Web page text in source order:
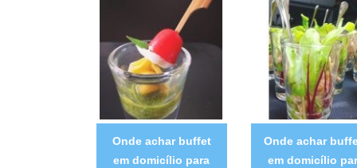
Onde achar buffet
em domicílio para
Onde achar
em domicílio